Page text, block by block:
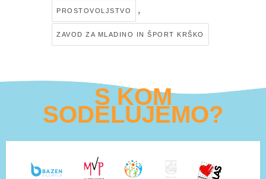
PROSTOVOLJSTVO ,
ZAVOD ZA MLADINO IN ŠPORT KRŠKO
S KOM
SODELUJEMO?